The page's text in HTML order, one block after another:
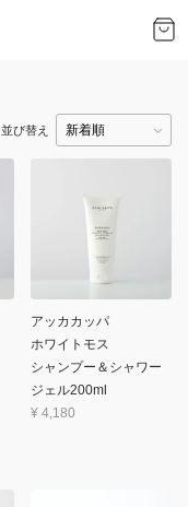
並び替え
アッカカッパ
ホワイトモス
シャンプー＆シャワー
ジェル200ml
¥ 4,180